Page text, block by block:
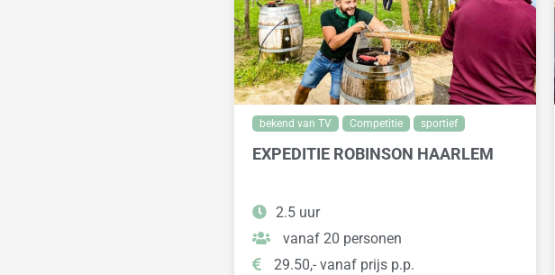
bekend van TV Competitie sportief
EXPEDITIE ROBINSON HAARLEM
2.5 uur
vanaf 20 personen
29.50,- vanaf prijs p.p.